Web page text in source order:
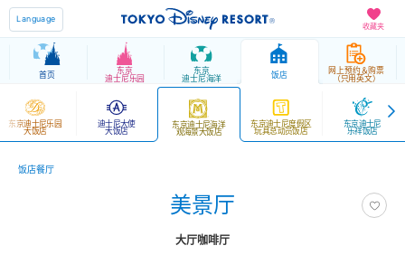
收藏夹
Language
首页 东京
迪士尼乐园
东京
迪士尼海洋 饭店 网上预约＆购票
（只用英文）
东京迪士尼乐园
大饭店
迪士尼大使
大饭店
东京迪士尼海洋
观海景大饭店
东京迪士尼度假区
玩具总动员饭店
东京迪士尼
乐祥饭店
饭店餐厅
美景厅
大厅咖啡厅